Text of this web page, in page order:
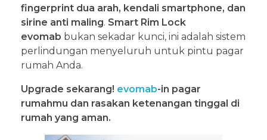
fingerprint dua arah, kendali smartphone, dan
sirine anti maling. Smart Rim Lock
evomab bukan sekadar kunci, ini adalah sistem
perlindungan menyeluruh untuk pintu pagar
rumah Anda.
Upgrade sekarang! evomab-in pagar
rumahmu dan rasakan ketenangan tinggal di
rumah yang aman.